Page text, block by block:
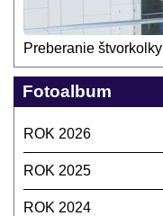
Preberanie štvorkolky
Fotoalbum
ROK 2026
ROK 2025
ROK 2024